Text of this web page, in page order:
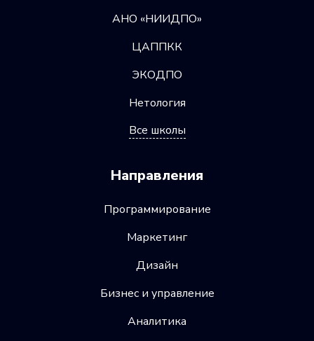
АНО «НИИДПО»
ЦАППКК
ЭКОДПО
Нетология
Все школы
Направления
Программирование
Маркетинг
Дизайн
Бизнес и управление
Аналитика